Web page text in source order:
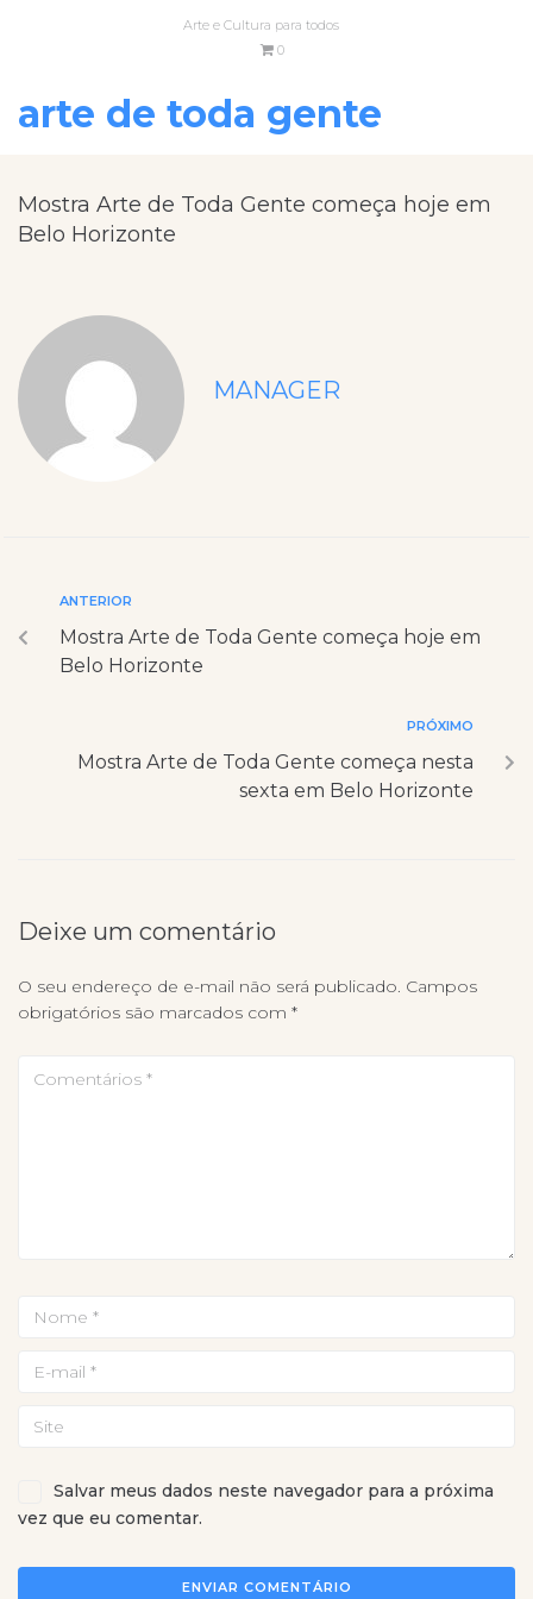
Arte e Cultura para todos
0
arte de toda gente
Mostra Arte de Toda Gente começa hoje em
Belo Horizonte
MANAGER
ANTERIOR
Mostra Arte de Toda Gente começa hoje em
Belo Horizonte
PRÓXIMO
Mostra Arte de Toda Gente começa nesta
sexta em Belo Horizonte
Deixe um comentário
O seu endereço de e-mail não será publicado. Campos
obrigatórios são marcados com *
Salvar meus dados neste navegador para a próxima
vez que eu comentar.